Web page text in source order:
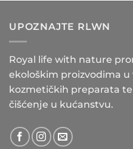
UPOZNAJTE RLWN
Royal life with nature
ekološkim proizvodima
kozmetičkih preparata
čišćenje u kućanstvu.